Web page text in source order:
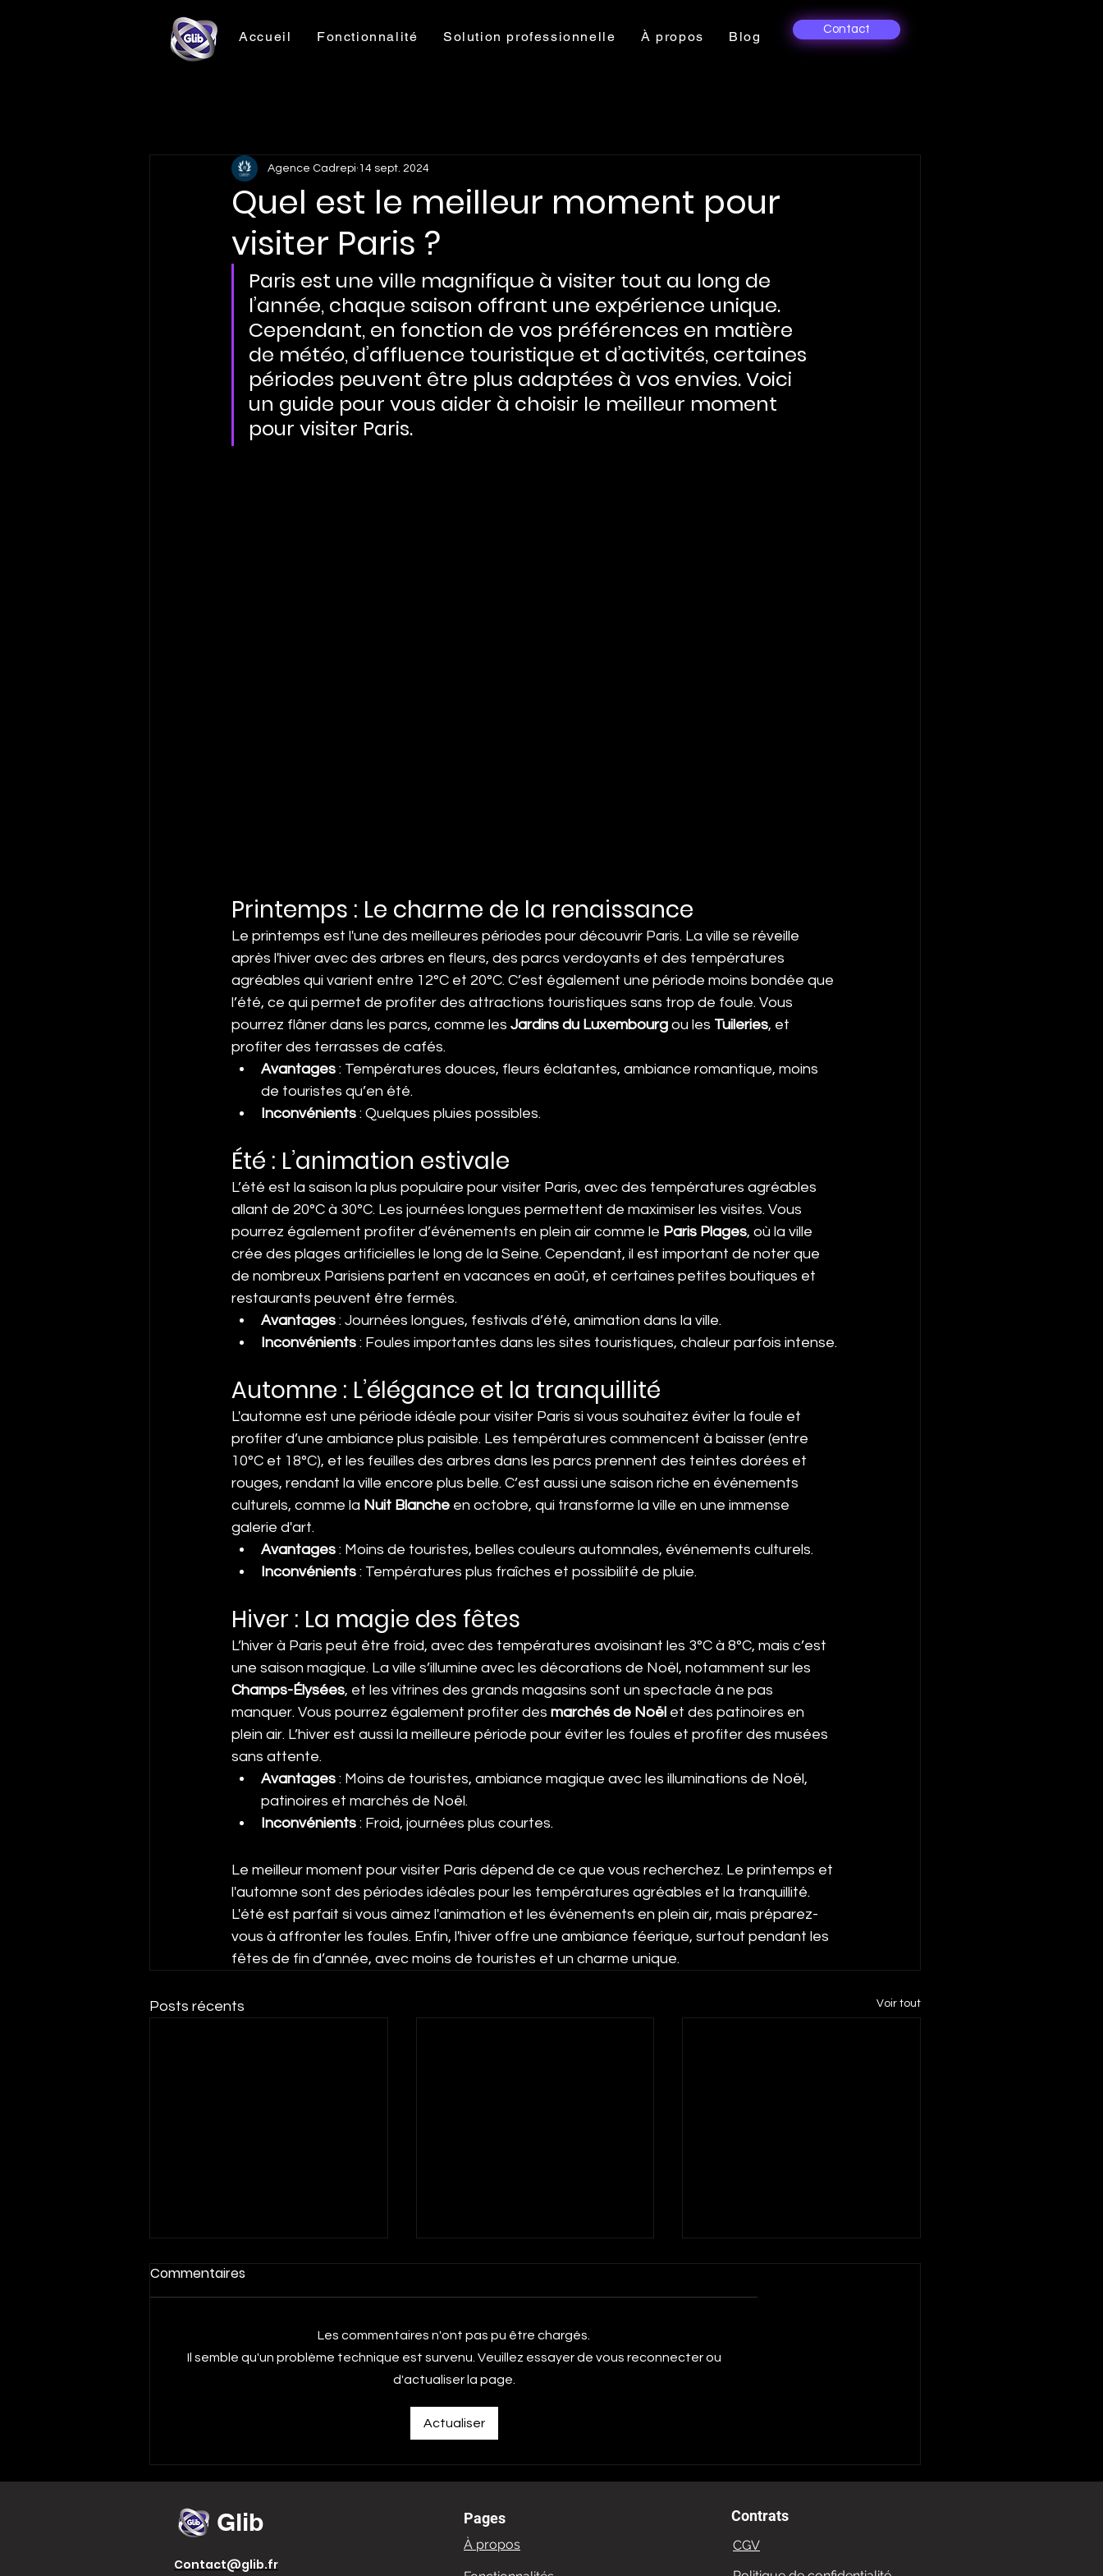
Accueil Fonctionnalité Solution professionnelle À propos Blog Contact
Quel est le meilleur moment pour
visiter Paris ?
Agence Cadrepi 14 sept. 2024
Paris est une ville magnifique à visiter tout au long de
l’année, chaque saison offrant une expérience unique.
Cependant, en fonction de vos préférences en matière
de météo, d’affluence touristique et d’activités, certaines
périodes peuvent être plus adaptées à vos envies. Voici
un guide pour vous aider à choisir le meilleur moment
pour visiter Paris.
Printemps : Le charme de la renaissance
Le printemps est l'une des meilleures périodes pour découvrir Paris. La ville se réveille
après l'hiver avec des arbres en fleurs, des parcs verdoyants et des températures
agréables qui varient entre 12°C et 20°C. C’est également une période moins bondée que
l’été, ce qui permet de profiter des attractions touristiques sans trop de foule. Vous
pourrez flâner dans les parcs, comme les Jardins du Luxembourg ou les Tuileries, et
profiter des terrasses de cafés.
Avantages : Températures douces, fleurs éclatantes, ambiance romantique, moins
de touristes qu’en été.
Inconvénients : Quelques pluies possibles.
Été : L’animation estivale
L’été est la saison la plus populaire pour visiter Paris, avec des températures agréables
allant de 20°C à 30°C. Les journées longues permettent de maximiser les visites. Vous
pourrez également profiter d’événements en plein air comme le Paris Plages, où la ville
crée des plages artificielles le long de la Seine. Cependant, il est important de noter que
de nombreux Parisiens partent en vacances en août, et certaines petites boutiques et
restaurants peuvent être fermés.
Avantages : Journées longues, festivals d’été, animation dans la ville.
Inconvénients : Foules importantes dans les sites touristiques, chaleur parfois intense.
Automne : L’élégance et la tranquillité
L'automne est une période idéale pour visiter Paris si vous souhaitez éviter la foule et
profiter d’une ambiance plus paisible. Les températures commencent à baisser (entre
10°C et 18°C), et les feuilles des arbres dans les parcs prennent des teintes dorées et
rouges, rendant la ville encore plus belle. C’est aussi une saison riche en événements
culturels, comme la Nuit Blanche en octobre, qui transforme la ville en une immense
galerie d'art.
Avantages : Moins de touristes, belles couleurs automnales, événements culturels.
Inconvénients : Températures plus fraîches et possibilité de pluie.
Hiver : La magie des fêtes
L’hiver à Paris peut être froid, avec des températures avoisinant les 3°C à 8°C, mais c’est
une saison magique. La ville s’illumine avec les décorations de Noël, notamment sur les
Champs-Élysées, et les vitrines des grands magasins sont un spectacle à ne pas
manquer. Vous pourrez également profiter des marchés de Noël et des patinoires en
plein air. L’hiver est aussi la meilleure période pour éviter les foules et profiter des musées
sans attente.
Avantages : Moins de touristes, ambiance magique avec les illuminations de Noël,
patinoires et marchés de Noël.
Inconvénients : Froid, journées plus courtes.
Le meilleur moment pour visiter Paris dépend de ce que vous recherchez. Le printemps et
l'automne sont des périodes idéales pour les températures agréables et la tranquillité.
L'été est parfait si vous aimez l'animation et les événements en plein air, mais préparez-
vous à affronter les foules. Enfin, l'hiver offre une ambiance féerique, surtout pendant les
fêtes de fin d’année, avec moins de touristes et un charme unique.
Posts récents Voir tout
Les meilleurs rooftops de
Paris
Commentaires
Les commentaires n'ont pas pu être chargés.
Il semble qu'un problème technique est survenu. Veuillez essayer de vous reconnecter ou
d'actualiser la page.
Actualiser
Glib
Contact@glib.fr
Pages
À propos
Contrats
CGV